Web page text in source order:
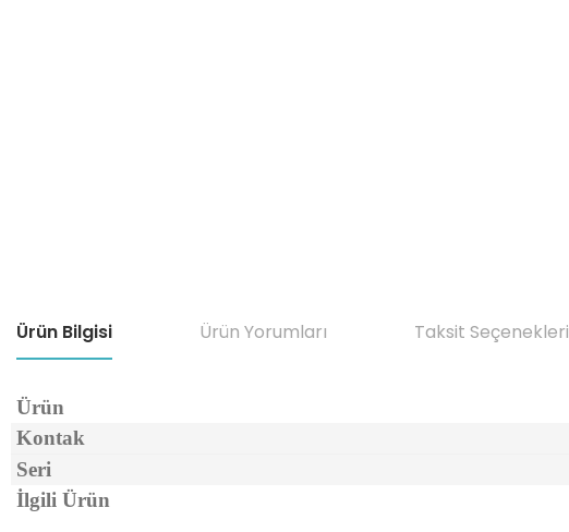
Ürün Bilgisi Ürün Yorumları Taksit Seçenekleri
Ürün
Kontak
Seri
İlgili Ürün